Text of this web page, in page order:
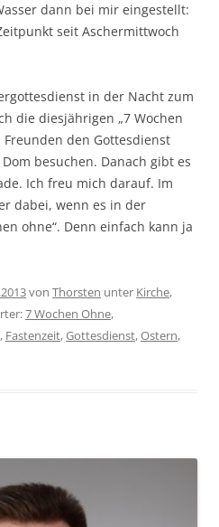
dann bei mir eingestellt:
seit Aschermittwoch
in der Nacht zum
die diesjährigen „7 Wochen
den Gottesdienst
besuchen. Danach gibt es
Ich freu mich darauf. Im
dabei, wenn es in der
ohne“. Denn einfach kann ja
von Thorsten unter Kirche,
7 Wochen Ohne,
, Fastenzeit,Gottesdienst,Ostern,